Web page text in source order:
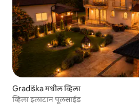
Gradiška मधील व्हिला
व्हिला झ्लाटान पूलसाईड